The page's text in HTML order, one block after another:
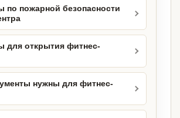
по пожарной безопасности
для открытия фитнес-
нужны для фитнес-